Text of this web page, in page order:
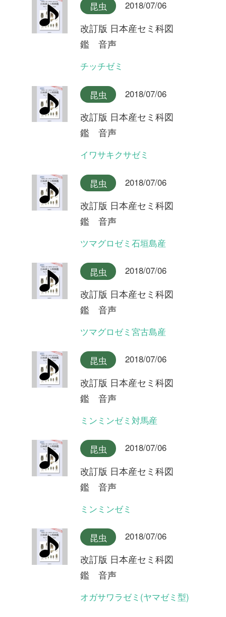
ツマグロゼミ石垣島産
昆虫 2018/07/06
改訂版 日本産セミ科図
鑑 音声
2018/07/06
改訂版 日本産セミ科図
鑑 音声
ミンミンゼミ対馬産
昆虫 2018/07/06
改訂版 日本産セミ科図
鑑 音声
改訂版 日本産セミ科図
オガサワラゼミ(ヤマゼミ型)
昆虫 2018/07/06
鑑 音声
オガサワラゼミ(シャックリ
昆虫 2018/07/06
鑑 音声
クロイワツクツク大隅半島産
昆虫 2018/07/06
改訂版 日本産セミ科図
クロイワツクツク奄美大島産
昆虫 2018/07/06
改訂版 日本産セミ科図
鑑 音声